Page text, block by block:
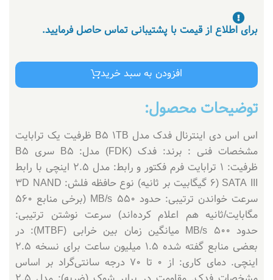
برای اطلاع از قیمت با پشتیبانی تماس حاصل فرمایید.
افزودن به سبد خرید
توضیحات محصول:
اس اس دی اینترنال فدک مدل B5 1TB ظرفیت یک ترابایت
مشخصات فنی : برند: فدک (FDK) مدل: B5 سری B5
ظرفیت: 1 ترابایت فرم فکتور و رابط: مدل 2.5 اینچی با رابط
SATA III (6 گیگابیت بر ثانیه) نوع حافظه فلش: 3D NAND
سرعت خواندن ترتیبی: حدود 550 MB/s (برخی منابع 560
مگابایت/ثانیه هم اعلام کرده‌اند) سرعت نوشتن ترتیبی:
حدود 500 MB/s میانگین زمان بین خرابی (MTBF): در
بعضی منابع گفته شده 1.5 میلیون ساعت برای نسخه 2.5
اینچی. دمای کاری: از 0 تا 70 درجه سانتی‌گراد بر اساس